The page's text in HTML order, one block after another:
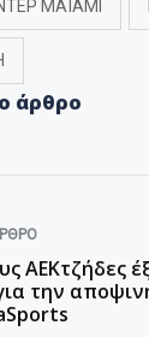
ΜΑΪΑΜΙ
άρθρο
ΑΕΚτζήδες
την